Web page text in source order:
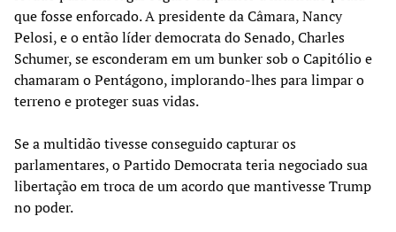
que fosse enforcado. A presidente da Câmara, Nancy
Pelosi, e o então líder democrata do Senado, Charles
Schumer, se esconderam em um bunker sob o Capitólio e
chamaram o Pentágono, implorando-lhes para limpar o
terreno e proteger suas vidas.
Se a multidão tivesse conseguido capturar os
parlamentares, o Partido Democrata teria negociado sua
libertação em troca de um acordo que mantivesse Trump
no poder.